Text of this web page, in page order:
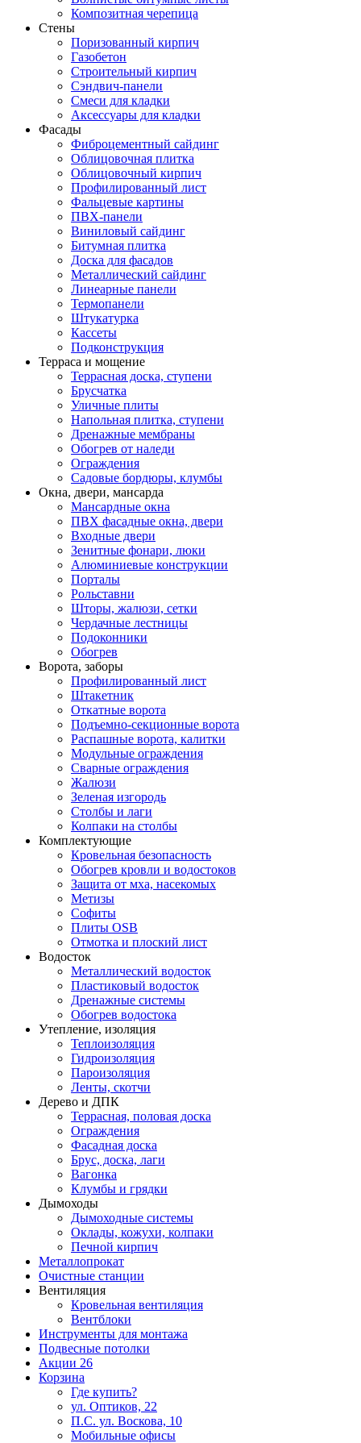
Композитная черепица
Стены
Поризованный кирпич
Газобетон
Строительный кирпич
Сэндвич-панели
Смеси для кладки
Аксессуары для кладки
Фасады
Фиброцементный сайдинг
Облицовочная плитка
Облицовочный кирпич
Профилированный лист
Фальцевые картины
ПВХ-панели
Виниловый сайдинг
Битумная плитка
Доска для фасадов
Металлический сайдинг
Линеарные панели
Термопанели
Штукатурка
Кассеты
Подконструкция
Терраса и мощение
Террасная доска, ступени
Брусчатка
Уличные плиты
Напольная плитка, ступени
Дренажные мембраны
Обогрев от наледи
Ограждения
Садовые бордюры, клумбы
Окна, двери, мансарда
Мансардные окна
ПВХ фасадные окна, двери
Входные двери
Зенитные фонари, люки
Алюминиевые конструкции
Порталы
Рольставни
Шторы, жалюзи, сетки
Чердачные лестницы
Подоконники
Обогрев
Ворота, заборы
Профилированный лист
Штакетник
Откатные ворота
Подъемно-секционные ворота
Распашные ворота, калитки
Модульные ограждения
Сварные ограждения
Жалюзи
Зеленая изгородь
Столбы и лаги
Колпаки на столбы
Комплектующие
Кровельная безопасность
Обогрев кровли и водостоков
Защита от мха, насекомых
Метизы
Софиты
Плиты OSB
Отмотка и плоский лист
Водосток
Металлический водосток
Пластиковый водосток
Дренажные системы
Обогрев водостока
Утепление, изоляция
Теплоизоляция
Гидроизоляция
Пароизоляция
Ленты, скотчи
Дерево и ДПК
Террасная, половая доска
Ограждения
Фасадная доска
Брус, доска, лаги
Вагонка
Клумбы и грядки
Дымоходы
Дымоходные системы
Оклады, кожухи, колпаки
Печной кирпич
Металлопрокат
Очистные станции
Вентиляция
Кровельная вентиляция
Вентблоки
Инструменты для монтажа
Подвесные потолки
Акции 26
Корзина
Где купить?
ул. Оптиков, 22
П.С. ул. Воскова, 10
Мобильные офисы